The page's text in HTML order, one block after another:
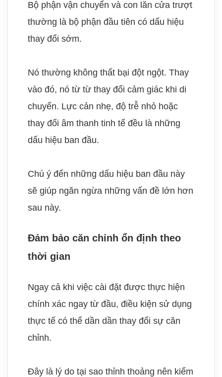
Bộ phận vận chuyển và con lăn cửa trượt
thường là bộ phận đầu tiên có dấu hiệu
thay đổi sớm.
Nó thường không thất bại đột ngột. Thay
vào đó, nó từ từ thay đổi cảm giác khi di
chuyển. Lực cản nhẹ, độ trễ nhỏ hoặc
thay đổi âm thanh tinh tế đều là những
dấu hiệu ban đầu.
Chú ý đến những dấu hiệu ban đầu này
sẽ giúp ngăn ngừa những vấn đề lớn hơn
sau này.
Đảm bảo căn chỉnh ổn định theo
thời gian
Ngay cả khi việc cài đặt được thực hiện
chính xác ngay từ đầu, điều kiện sử dụng
thực tế có thể dần dần thay đổi sự căn
chỉnh.
Đây là lý do tại sao thỉnh thoảng nên kiểm